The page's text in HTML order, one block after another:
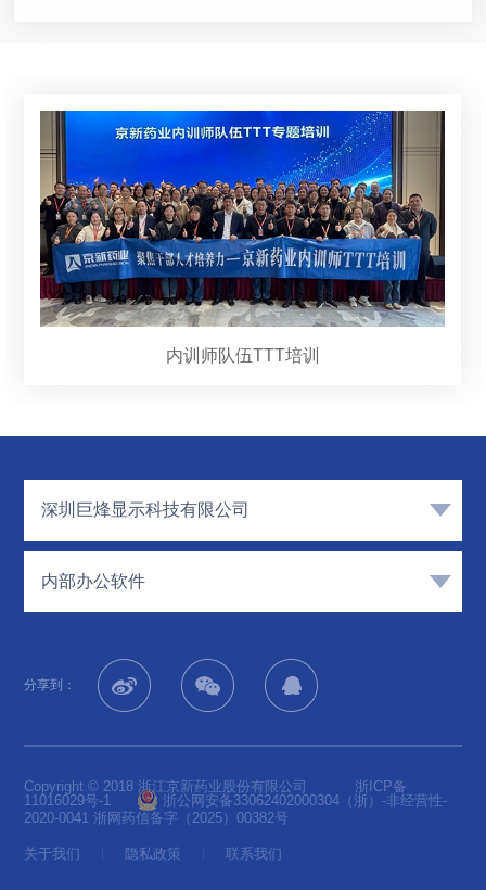
内训师队伍TTT培训
深圳巨烽显示科技有限公司
内部办公软件
分享到：
Copyright © 2018 浙江京新药业股份有限公司
浙ICP备
11016029号-1
浙公网安备33062402000304 （浙）-非经营性-
2020-0041 浙网药信备字（2025）00382号
关于我们 隐私政策 联系我们